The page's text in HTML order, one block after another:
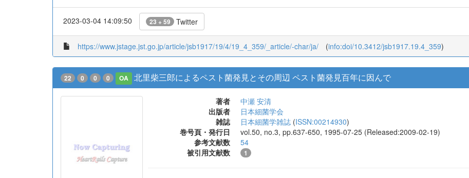
2023-03-04 14:09:50 23 + 59 Twitter
https://www.jstage.jst.go.jp/article/jsb1917/19/4/19_4_359/_article/-char/ja/ (info:doi/10.3412/jsb1917.19.4_359)
22 0 0 0 OA 北里柴三郎によるペスト菌発見とその周辺 ペスト菌発見百年に因んで
著者
中瀬 安清
出版者
日本細菌学会
雑誌
日本細菌学雑誌 (ISSN:00214930)
巻号頁・発行日
vol.50, no.3, pp.637-650, 1995-07-25 (Released:2009-02-19)
参考文献数
54
被引用文献数
1